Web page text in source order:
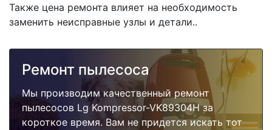
Также цена ремонта влияет на необходимость
заменить неисправные узлы и детали..
Ремонт пылесоса
Мы производим качественный ремонт
пылесосов Lg Kompressor-VK89304H за
короткое время. Вам не придется искать тот